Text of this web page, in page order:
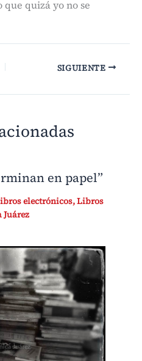
quizá yo no se
SIGUIENTE
en papel”
electrónicos,Libros
Juárez